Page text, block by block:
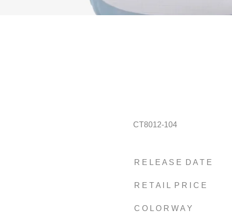
CT8012-104
R E L E A S E D A T E
R E T A I L P R I C E
C O L O R W A Y